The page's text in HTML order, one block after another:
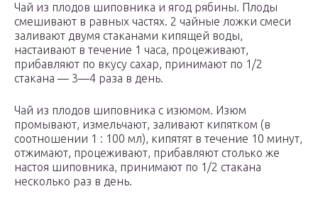
Чай из плодов шиповника и ягод рябины. Плоды
смешивают в равных частях. 2 чайные ложки смеси
заливают двумя стаканами кипящей воды,
настаивают в течение 1 часа, процеживают,
прибавляют по вкусу сахар, принимают по 1/2
стакана — 3—4 раза в день.
Чай из плодов шиповника с изюмом. Изюм
промывают, измельчают, заливают кипятком (в
соотношении 1 : 100 мл), кипятят в течение 10 минут,
отжимают, процеживают, прибавляют столько же
настоя шиповника, принимают по 1/2 стакана
несколько раз в день.